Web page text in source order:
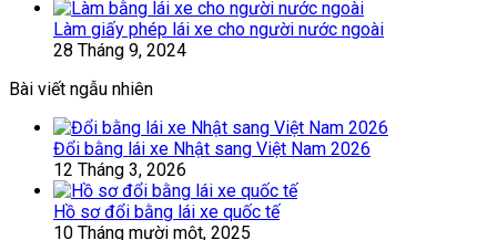
Làm giấy phép lái xe cho người nước ngoài
28 Tháng 9, 2024
Bài viết ngẫu nhiên
Đổi bằng lái xe Nhật sang Việt Nam 2026
12 Tháng 3, 2026
Hồ sơ đổi bằng lái xe quốc tế
10 Tháng mười một, 2025